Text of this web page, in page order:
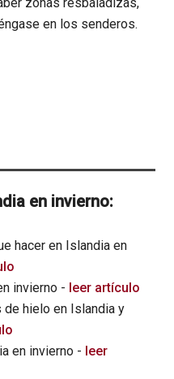
en los senderos.
en invierno:
hacer en Islandia en
invierno - leer artículo
de hielo en Islandia y
en invierno - leer